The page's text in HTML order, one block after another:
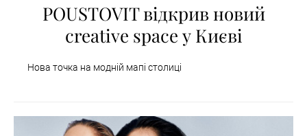
POUSTOVIT відкрив новий
creative space у Києві
Нова точка на модній мапі столиці